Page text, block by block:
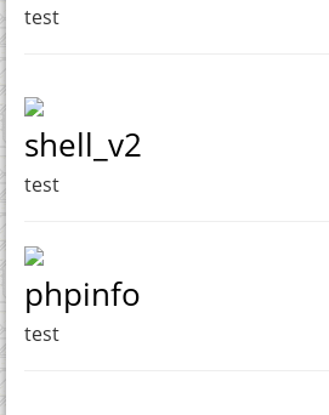
test
shell_v2
test
phpinfo
test